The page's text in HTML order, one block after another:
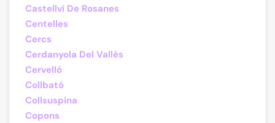
Castellví De Rosanes
Centelles
Cercs
Cerdanyola Del Vallès
Cervelló
Collbató
Collsuspina
Copons